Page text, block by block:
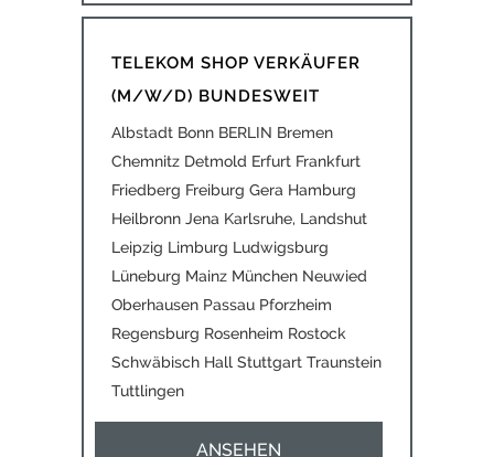
TELEKOM SHOP VERKÄUFER
(M/W/D) BUNDESWEIT
Albstadt Bonn BERLIN Bremen
Chemnitz Detmold Erfurt Frankfurt
Friedberg Freiburg Gera Hamburg
Heilbronn Jena Karlsruhe, Landshut
Leipzig Limburg Ludwigsburg
Lüneburg Mainz München Neuwied
Oberhausen Passau Pforzheim
Regensburg Rosenheim Rostock
Schwäbisch Hall Stuttgart Traunstein
Tuttlingen
ANSEHEN